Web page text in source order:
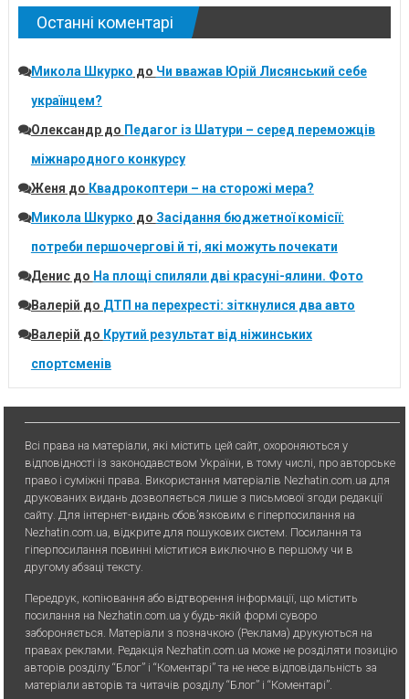
Останні коментарі
Микола Шкурко до Чи вважав Юрій Лисянський себе
українцем?
Олександрдо Педагог із Шатури – серед переможців
міжнародного конкурсу
Женя до Квадрокоптери – на сторожі мера?
Микола Шкурко до Засідання бюджетної комісії:
потреби першочергові й ті, які можуть почекати
Денисдо На площі спиляли дві красуні-ялини. Фото
Валерій до ДТП на перехресті: зіткнулися два авто
Валерій до Крутий результат від ніжинських
спортсменів
Всі права на матеріали, які містить цей сайт, охороняються у
відповідності із законодавством України, в тому числі, про авторське
право і суміжні права. Використання матерiалiв Nezhatin.com.ua для
друкованих видань дозволяється лише з письмової згоди редакції
сайту. Для iнтернет-видань обов’язковим є гiперпосилання на
Nezhatin.com.ua, відкрите для пошукових систем. Посилання та
гіперпосилання повинні міститися виключно в першому чи в
другому абзаці тексту.
Передрук, копiювання або вiдтворення iнформацiї, що мiстить
посилання на Nezhatin.com.ua у будь-якiй формi суворо
забороняється. Матеріали з позначкою (Реклама) друкуються на
правах реклами. Редакція Nezhatin.com.ua може не розділяти позицію
авторів розділу “Блог” і “Коментарі” та не несе відповідальність за
матеріали авторів та читачів розділу “Блог” і “Коментарі”.